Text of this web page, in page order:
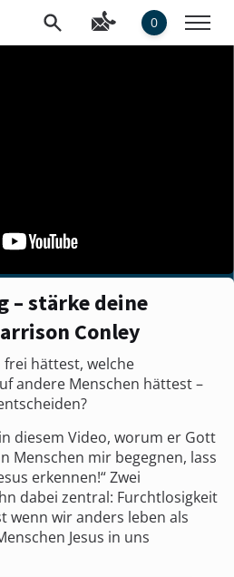
0
– stärke deine
Conley
hättest, welche
andere Menschen hättest –
diesem Video, worum er Gott
Menschen mir begegnen, lass
erkennen!“ Zwei
dabei zentral: Furchtlosigkeit
wenn wir anders leben als
Jesus in uns